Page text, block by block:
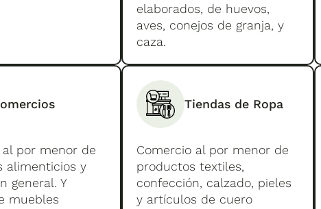
elaborados, de huevos,
aves, conejos de granja, y
caza.
al por menor de
alimenticios y
general. Y
muebles
Tiendas de Ropa
Comercio al por menor de
productos textiles,
confección, calzado, pieles
y artículos de cuero